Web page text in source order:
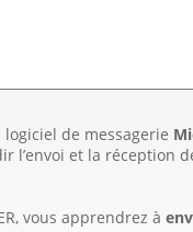
de messagerie
et la réception
vous apprendrez à